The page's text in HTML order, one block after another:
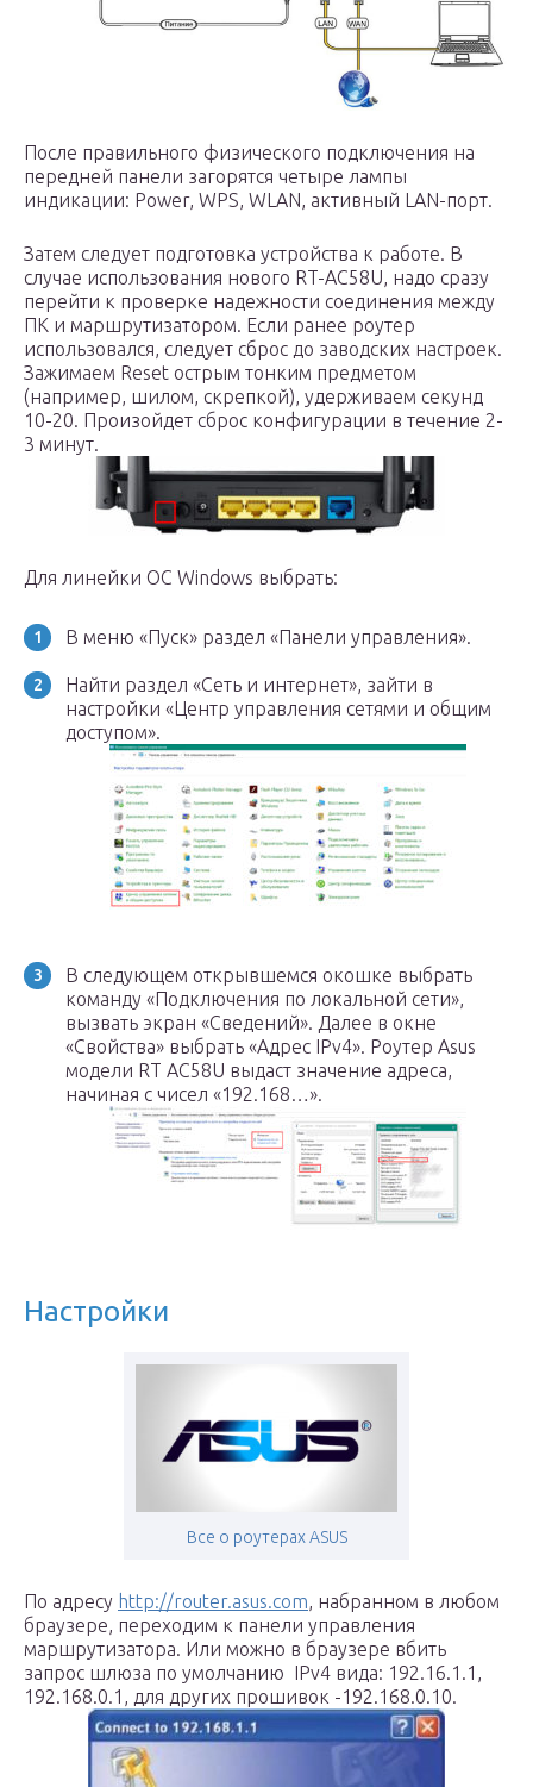
После правильного физического подключения на
передней панели загорятся четыре лампы
индикации: Power, WPS, WLAN, активный LAN-порт.
Затем следует подготовка устройства к работе. В
случае использования нового RT-AC58U, надо сразу
перейти к проверке надежности соединения между
ПК и маршрутизатором. Если ранее роутер
использовался, следует сброс до заводских настроек.
Зажимаем Reset острым тонким предметом
(например, шилом, скрепкой), удерживаем секунд
10-20. Произойдет сброс конфигурации в течение 2-
3 минут.
Для линейки ОС Windows выбрать:
В меню «Пуск» раздел «Панели управления».
Найти раздел «Сеть и интернет», зайти в
настройки «Центр управления сетями и общим
доступом».
В следующем открывшемся окошке выбрать
команду «Подключения по локальной сети»,
вызвать экран «Сведений». Далее в окне
«Свойства» выбрать «Адрес IPv4». Роутер Asus
модели RT AC58U выдаст значение адреса,
начиная с чисел «192.168…».
Настройки
Все о роутерах ASUS
По адресу http://router.asus.com, набранном в любом
браузере, переходим к панели управления
маршрутизатора. Или можно в браузере вбить
запрос шлюза по умолчанию IPv4 вида: 192.16.1.1,
192.168.0.1, для других прошивок -192.168.0.10.